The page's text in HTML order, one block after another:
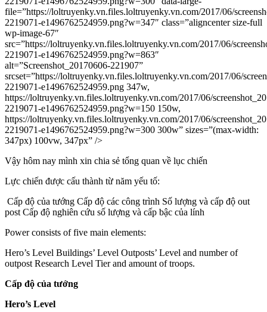
file=”https://loltruyenky.vn.files.loltruyenky.vn.com/2017/06/
2219071-e1496762524959.png?w=347″ class=”aligncenter size-full
wp-image-67″
src=”https://loltruyenky.vn.files.loltruyenky.vn.com/2017/06/
2219071-e1496762524959.png?w=863″
alt=”Screenshot_20170606-221907”
srcset=”https://loltruyenky.vn.files.loltruyenky.vn.com/2017/06/
2219071-e1496762524959.png 347w,
https://loltruyenky.vn.files.loltruyenky.vn.com/2017/06/
2219071-e1496762524959.png?w=150 150w,
https://loltruyenky.vn.files.loltruyenky.vn.com/2017/06/
2219071-e1496762524959.png?w=300 300w” sizes=”(max-width:
347px) 100vw, 347px” />
Vậy hôm nay mình xin chia sẻ tổng quan về lục chiến
Lực chiến được cấu thành từ năm yếu tố:
Cấp độ của tướng Cấp độ các công trình Số lượng và cấp độ out
post Cấp độ nghiên cứu số lượng và cấp bậc của lính
Power consists of five main elements:
Hero’s Level Buildings’ Level Outposts’ Level and number of
outpost Research Level Tier and amount of troops.
Cấp độ của tướng
Hero’s Level